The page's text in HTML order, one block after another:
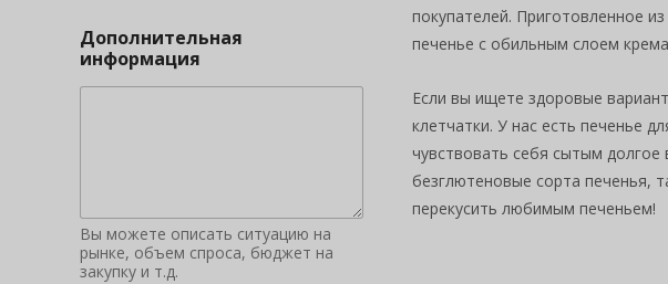
покупателей. Приготовленное
печенье с обильным слоем
Если вы ищете здоровые
клетчатки. У нас есть печенье
чувствовать себя сытым
безглютеновые сорта печенья,
перекусить любимым печеньем!
Дополнительная
информация
Вы можете описать ситуацию на
рынке, объем спроса, бюджет на
закупку и т.д.